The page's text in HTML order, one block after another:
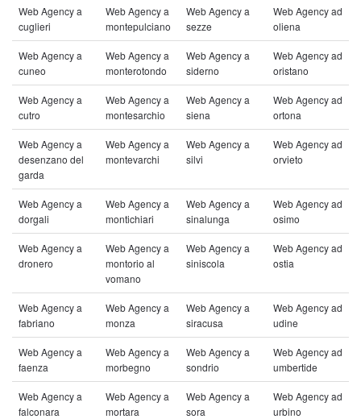
Web Agency a
cuglieri
Web Agency a
montepulciano
Web Agency a
sezze
Web Agency ad
oliena
Web Agency a
cuneo
Web Agency a
monterotondo
Web Agency a
siderno
Web Agency ad
oristano
Web Agency a
cutro
Web Agency a
montesarchio
Web Agency a
siena
Web Agency ad
ortona
Web Agency a
desenzano del
garda
Web Agency a
montevarchi
Web Agency a
silvi
Web Agency ad
orvieto
Web Agency a
dorgali
Web Agency a
montichiari
Web Agency a
sinalunga
Web Agency ad
osimo
Web Agency a
dronero
Web Agency a
montorio al
vomano
Web Agency a
siniscola
Web Agency ad
ostia
Web Agency a
fabriano
Web Agency a
monza
Web Agency a
siracusa
Web Agency ad
udine
Web Agency a
faenza
Web Agency a
morbegno
Web Agency a
sondrio
Web Agency ad
umbertide
Web Agency a
falconara
Web Agency a
mortara
Web Agency a
sora
Web Agency ad
urbino